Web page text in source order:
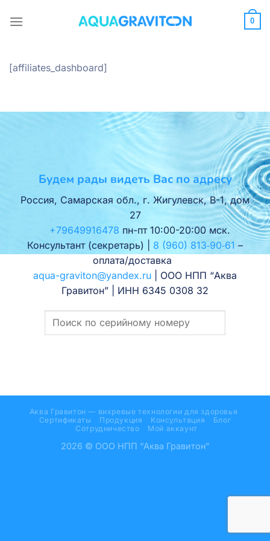
0
[affiliates_dashboard]
Будем рады видеть Вас по адресу
Россия, Самарская обл., г. Жигулевск, В-1, дом
27
+79649916478 пн-пт 10:00-20:00 мск.
Консультант (секретарь) | 8 (960) 813‑90‑61 –
оплата/доставка
aqua-graviton@yandex.ru | ООО НПП “Аква
Гравитон” | ИНН 6345 0308 32
Аква Гравитон — вихревые технологии для здоровья
Сертификаты
Продукция Консультация
Блог
Сотрудничество
Мой аккаунт
2026 © ООО НПП “Аква Гравитон”